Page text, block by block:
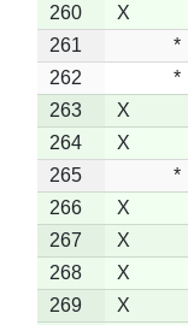
260
X
261
*
262
*
263
X
264
X
265
*
266
X
267
X
268
X
269
X